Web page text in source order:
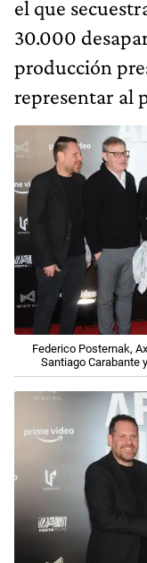
el que
30.000
producción
representar al
Federico Posternak,
Santiago Carabante